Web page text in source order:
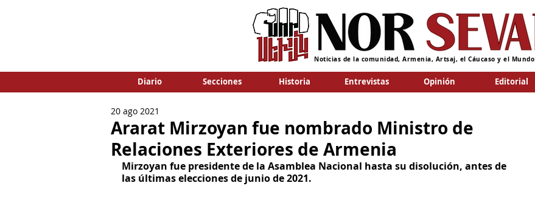
Noticias de la comunidad, Armenia, Artsaj, el Cáucaso y el Mundo
Diario Secciones Historia Entrevistas Opinión Editorial
Ararat Mirzoyan fue nombrado Ministro de
Relaciones Exteriores de Armenia
20 ago 2021
Mirzoyan fue presidente de la Asamblea Nacional hasta su disolución, antes de
las últimas elecciones de junio de 2021.